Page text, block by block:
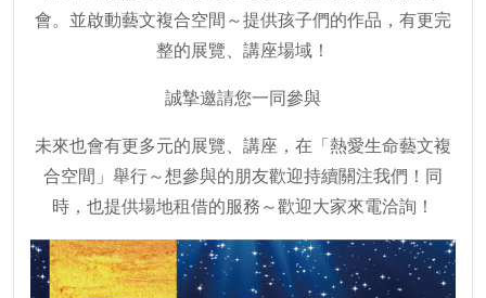
會。並啟動藝文複合空間～提供孩子們的作品，有更完
整的展覽、講座場域！
誠摯邀請您一同參與
未來也會有更多元的展覽、講座，在「熱愛生命藝文複
合空間」舉行～想參與的朋友歡迎持續關注我們！同
時，也提供場地租借的服務～歡迎大家來電洽詢！